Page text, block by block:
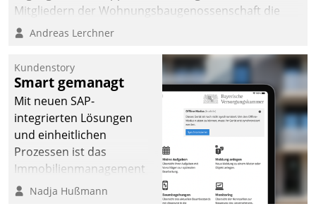
mehrere zuvor
Kommunikationswege bei
Mitgliedern der Wohnungs­bau­genossenschaft die
Kontaktaufnahme per Smartphone, Tablet oder PC.
Andreas Lerchner
Kundenstory
Smart gemanagt
Mit neuen SAP-
integrierten Lösungen
und einheitlichen
Prozessen ist das
Immobilienmanagement
der Bayerischen
Nadja Hußmann